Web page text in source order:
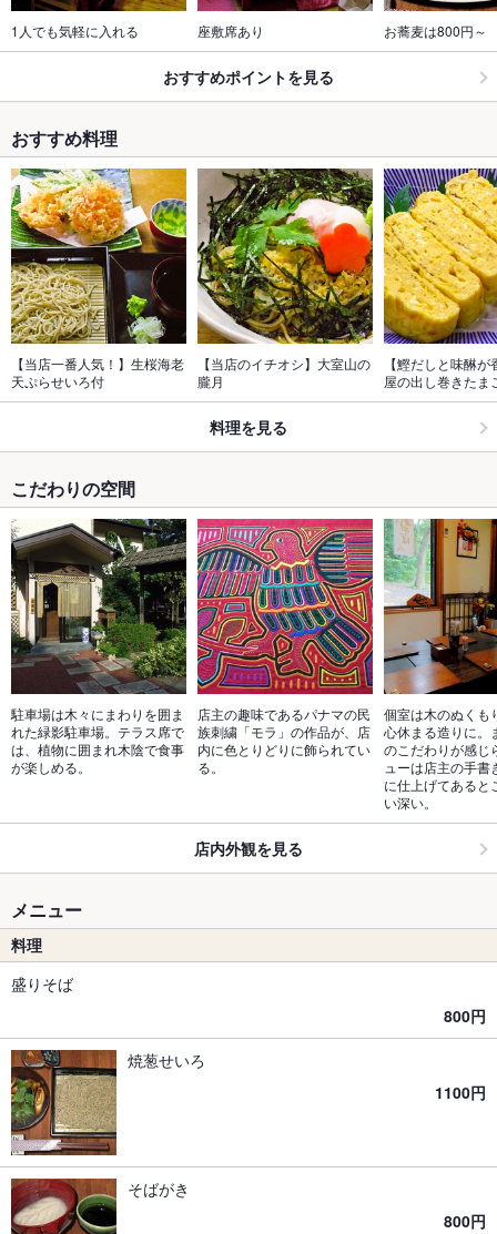
1人でも気軽に入れる 座敷席あり お蕎麦は800円～
おすすめポイントを見る
おすすめ料理
【当店一番人気！】生桜海老
天ぷらせいろ付
【当店のイチオシ】大室山の
朧月
【鰹だしと味醂
屋の出し巻きたま
料理を見る
こだわりの空間
駐車場は木々にまわりを囲ま
れた緑影駐車場。テラス席で
は、植物に囲まれ木陰で食事
が楽しめる。
店主の趣味であるパナマの民
族刺繍「モラ」の作品が、店
内に色とりどりに飾られてい
る。
個室は木のぬくも
心休まる造りに。
のこだわりが感じ
ューは店主の手書
に仕上げてあると
い深い。
店内外観を見る
メニュー
料理
盛りそば
800円
焼葱せいろ
1100円
そばがき
800円